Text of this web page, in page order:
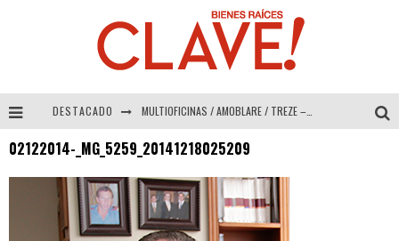
DESTACADO MULTIOFICINAS / AMOBLARE / TREZE – Especial Interiorismo & Decoración 2026
02122014-_MG_5259_20141218025209